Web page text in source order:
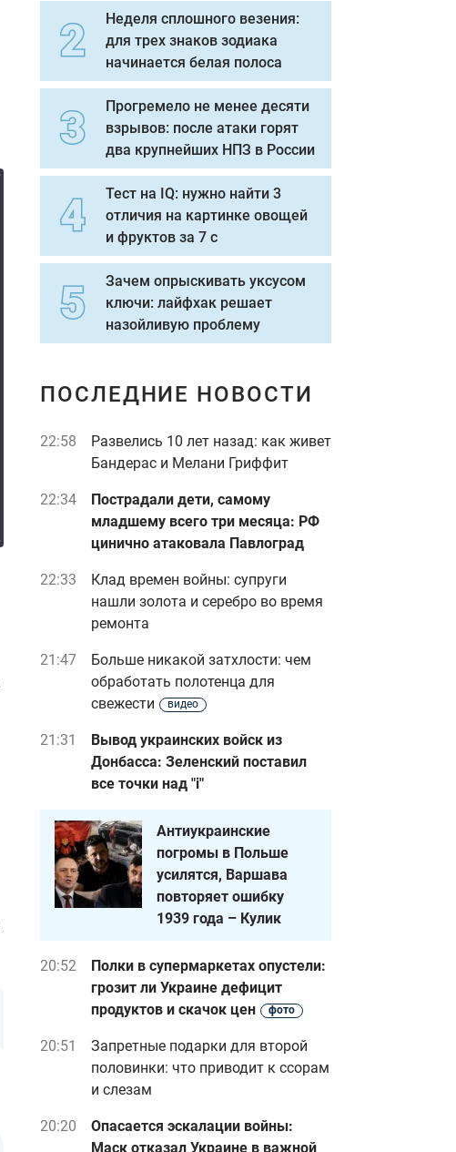
Неделя сплошного везения:
для трех знаков зодиака
начинается белая полоса
Прогремело не менее десяти
взрывов: после атаки горят
два крупнейших НПЗ в России
Тест на IQ: нужно найти 3
отличия на картинке овощей
и фруктов за 7 с
Зачем опрыскивать уксусом
ключи: лайфхак решает
назойливую проблему
ПОСЛЕДНИЕ НОВОСТИ
22:58
Развелись 10 лет назад: как живет
Бандерас и Мелани Гриффит
22:34
Пострадали дети, самому
младшему всего три месяца: РФ
цинично атаковала Павлоград
22:33
Клад времен войны: супруги
нашли золота и серебро во время
ремонта
21:47
Больше никакой затхлости: чем
обработать полотенца для
свежести
видео
21:31
Вывод украинских войск из
Донбасса: Зеленский поставил
все точки над "i"
Антиукраинские
погромы в Польше
усилятся, Варшава
повторяет ошибку
1939 года – Кулик
20:52
Полки в супермаркетах опустели:
грозит ли Украине дефицит
продуктов и скачок цен
фото
20:51
Запретные подарки для второй
половинки: что приводит к ссорам
и слезам
20:20
Опасается эскалации войны:
Маск отказал Украине в важной